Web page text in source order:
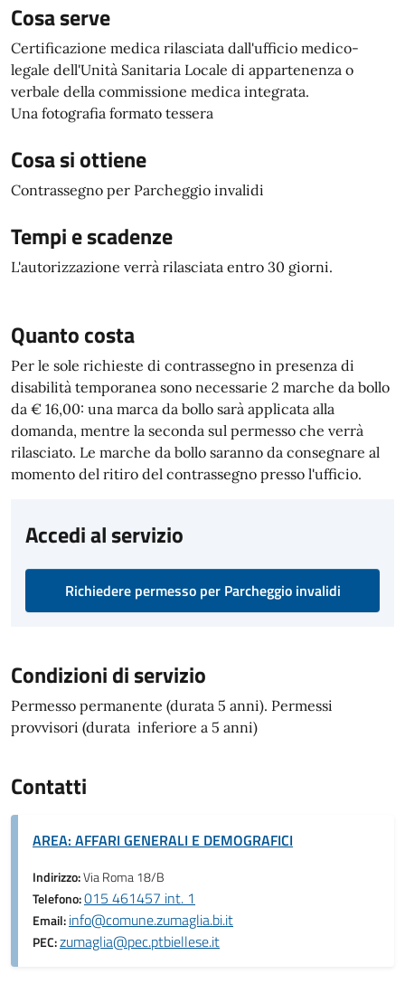
Cosa serve
Certificazione medica rilasciata dall'ufficio medico-
legale dell'Unità Sanitaria Locale di appartenenza o
verbale della commissione medica integrata.
Una fotografia formato tessera
Cosa si ottiene
Contrassegno per Parcheggio invalidi
Tempi e scadenze
L'autorizzazione verrà rilasciata entro 30 giorni.
Quanto costa
Per le sole richieste di contrassegno in presenza di
disabilità temporanea sono necessarie 2 marche da bollo
da € 16,00: una marca da bollo sarà applicata alla
domanda, mentre la seconda sul permesso che verrà
rilasciato. Le marche da bollo saranno da consegnare al
momento del ritiro del contrassegno presso l'ufficio.
Accedi al servizio
Richiedere permesso per Parcheggio invalidi
Condizioni di servizio
Permesso permanente (durata 5 anni). Permessi
provvisori (durata inferiore a 5 anni)
Contatti
AREA: AFFARI GENERALI E DEMOGRAFICI
Indirizzo:Via Roma 18/B
Telefono:015 461457 int. 1
Email:info@comune.zumaglia.bi.it
PEC:zumaglia@pec.ptbiellese.it